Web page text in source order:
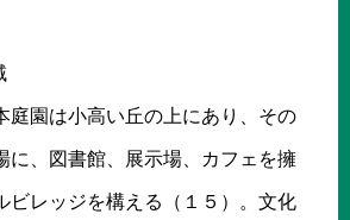
庭園は小高い丘の上にあり、その
に、図書館、展示場、カフェを擁
ビレッジを構える（１５）。文化